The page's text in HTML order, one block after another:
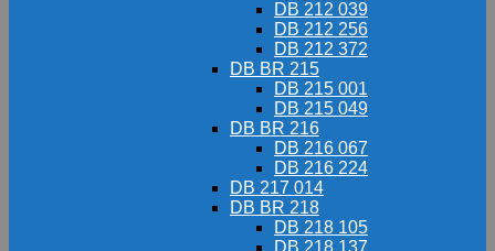
DB 212 039
DB 212 256
DB 212 372
DB BR 215
DB 215 001
DB 215 049
DB BR 216
DB 216 067
DB 216 224
DB 217 014
DB BR 218
DB 218 105
DB 218 137